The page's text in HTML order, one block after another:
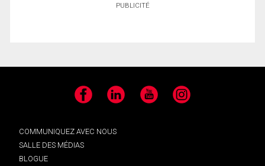
PUBLICITÉ
Facebook LinkedIn YouTube Instagram
COMMUNIQUEZ AVEC NOUS
SALLE DES MÉDIAS
BLOGUE